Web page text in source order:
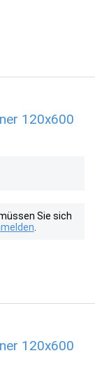
120x600
Sie sich
120x600